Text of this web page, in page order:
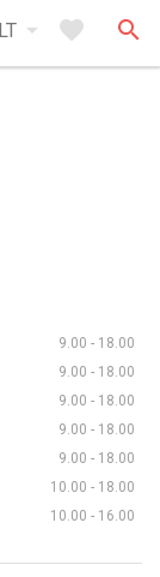
LT arrow_drop_down favorite search
9.00 - 18.00
9.00 - 18.00
9.00 - 18.00
9.00 - 18.00
9.00 - 18.00
10.00 - 18.00
10.00 - 16.00